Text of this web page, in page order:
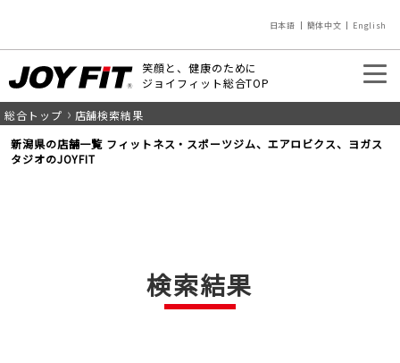
日本語 簡体中文 English
笑顔と、健康のために
ジョイフィット総合TOP
入会のご案内 店舗を探す
総合トップ
店舗検索結果
新潟県の店舗一覧 フィットネス・スポーツジム、エアロビクス、ヨガス
タジオのJOYFIT
検索結果